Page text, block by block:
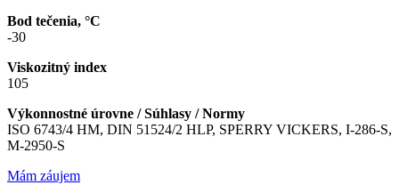
Bod tečenia, °C
-30
Viskozitný index
105
Výkonnostné úrovne / Súhlasy / Normy
ISO 6743/4 HM, DIN 51524/2 HLP, SPERRY VICKERS, I-286-S,
M-2950-S
Mám záujem